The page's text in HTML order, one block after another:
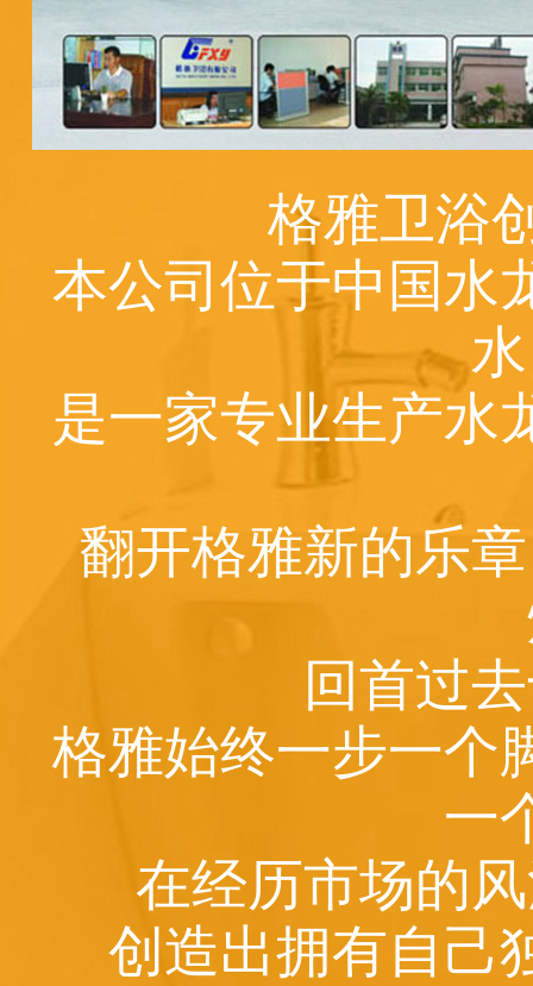
格雅卫浴
本公司位于中国水
是一家专业生产水
翻开格雅新的乐
回首过
格雅始终一步一个
一
在经历市场的
创造出拥有自己